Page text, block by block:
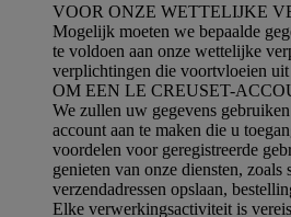
VOOR ONZE WETTELIJKE
Mogelijk moeten we bepaalde
te voldoen aan onze wettelijke
verplichtingen die voortvloeien
OM EEN LE CREUSET-
We zullen uw gegevens
account aan te maken die u
voordelen voor geregistreerde
genieten van onze diensten, zoals
verzendadressen opslaan,
Elke verwerkingsactiviteit is